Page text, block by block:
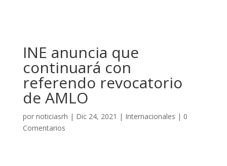
INE anuncia que
continuará con
referendo revocatorio
de AMLO
por noticiasrh | Dic 24, 2021 | Internacionales | 0
Comentarios